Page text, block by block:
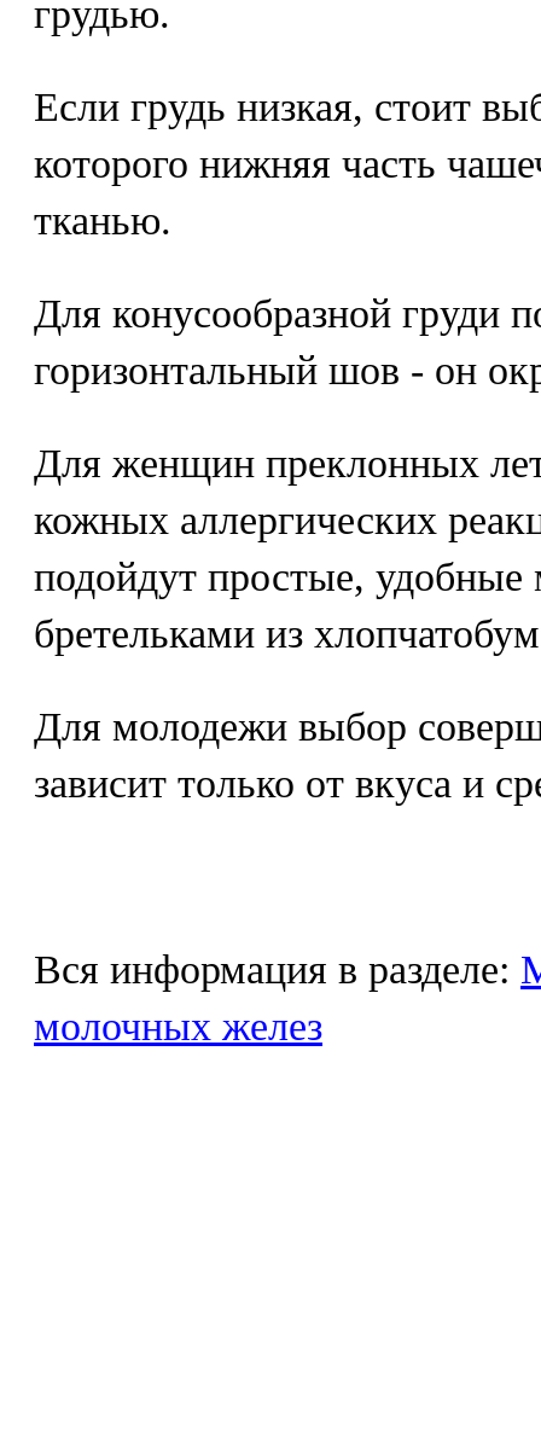
грудью.
Если грудь низкая, стоит
которого нижняя часть
тканью.
Для конусообразной груди
горизонтальный шов - он
Для женщин преклонных
кожных аллергических
подойдут простые,
бретельками из
Для молодежи выбор
зависит только от вкуса и
Вся информация в разделе:
молочных желез